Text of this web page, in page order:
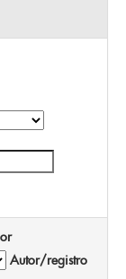
Autor/registro